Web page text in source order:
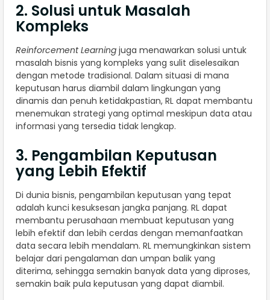
2. Solusi untuk Masalah
Kompleks
Reinforcement Learning juga menawarkan solusi untuk
masalah bisnis yang kompleks yang sulit diselesaikan
dengan metode tradisional. Dalam situasi di mana
keputusan harus diambil dalam lingkungan yang
dinamis dan penuh ketidakpastian, RL dapat membantu
menemukan strategi yang optimal meskipun data atau
informasi yang tersedia tidak lengkap.
3. Pengambilan Keputusan
yang Lebih Efektif
Di dunia bisnis, pengambilan keputusan yang tepat
adalah kunci kesuksesan jangka panjang. RL dapat
membantu perusahaan membuat keputusan yang
lebih efektif dan lebih cerdas dengan memanfaatkan
data secara lebih mendalam. RL memungkinkan sistem
belajar dari pengalaman dan umpan balik yang
diterima, sehingga semakin banyak data yang diproses,
semakin baik pula keputusan yang dapat diambil.